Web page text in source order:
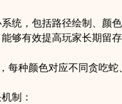
统，包括路径绘制、颜
够有效提高玩家长期留存
每种颜色对应不同贪吃
制：